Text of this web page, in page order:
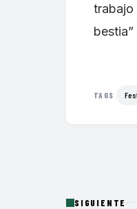
trabajo
bestia”
TAGS
SIGUIENTE